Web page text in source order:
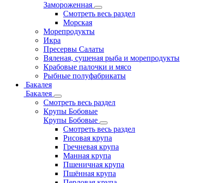
Замороженная
Смотреть весь раздел
Морская
Морепродукты
Икра
Пресервы Салаты
Вяленая, сушеная рыба и морепродукты
Крабовые палочки и мясо
Рыбные полуфабрикаты
Бакалея
Бакалея
Смотреть весь раздел
Крупы Бобовые
Крупы Бобовые
Смотреть весь раздел
Рисовая крупа
Гречневая крупа
Манная крупа
Пшеничная крупа
Пшённая крупа